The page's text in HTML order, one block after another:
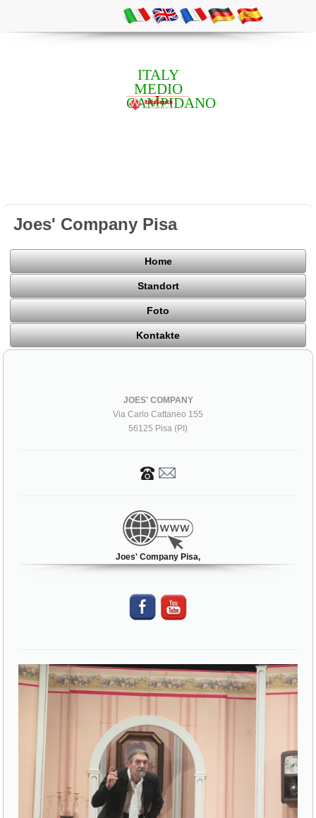
ITALY
MEDIO
CAMPIDANO
Joes' Company Pisa
Home
Standort
Foto
Kontakte
JOES' COMPANY
Via Carlo Cattaneo 155
56125 Pisa (PI)
Joes' Company Pisa,